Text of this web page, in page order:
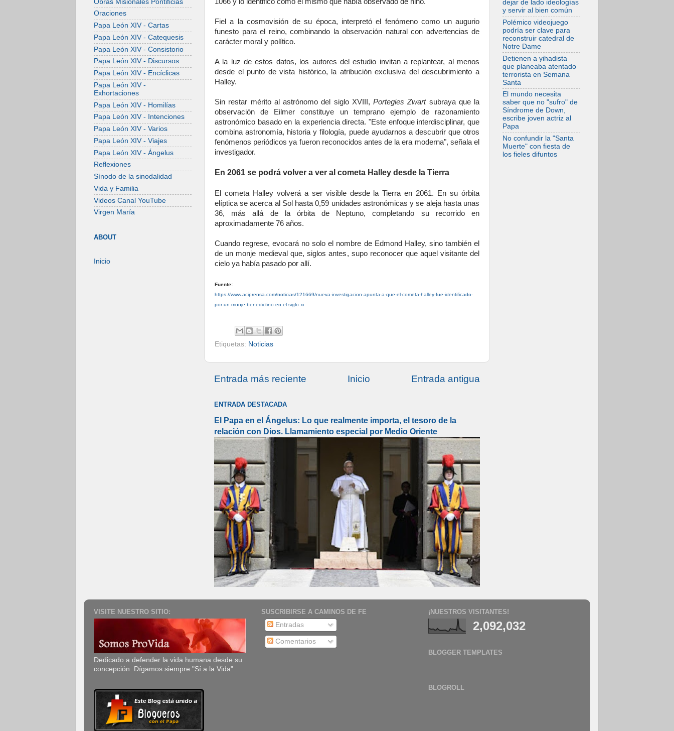
Fiel a la cosmovisión de su época, interpretó el fenómeno como un augurio
funesto para el reino, combinando la observación natural con advertencias de
carácter moral y político.
A la luz de estos datos, los autores del estudio invitan a replantear, al menos
desde el punto de vista histórico, la atribución exclusiva del descubrimiento a
Halley.
Sin restar mérito al astrónomo del siglo XVIII, Portegies Zwartsubraya que la
observación de Eilmer constituye un temprano ejemplo de razonamiento
astronómico basado en la experiencia directa. "Este enfoque interdisciplinar, que
combina astronomía, historia y filología, puede ayudarnos a descubrir que otros
fenómenos periódicos ya fueron reconocidos antes de la era moderna", señala el
investigador.
En 2061 se podrá volver a ver al cometa Halley desde la Tierra
El cometa Halley volverá a ser visible desde la Tierra en 2061. En su órbita
elíptica se acerca al Sol hasta 0,59 unidades astronómicas y se aleja hasta unas
36, más allá de la órbita de Neptuno, completando su recorrido en
aproximadamente 76 años.
Cuando regrese, evocará no solo el nombre de Edmond Halley, sino también el
de un monje medieval que, siglos antes, supo reconocer que aquel visitante del
cielo ya había pasado por allí.
Fuente:
https://www.aciprensa.com/noticias/121669/nueva-investigacion-apunta-a-que-el-cometa-halley-fue-identificado-
por-un-monje-benedictino-en-el-siglo-xi
Etiquetas: Noticias
Entrada más reciente Entrada antigua
Inicio
ENTRADA DESTACADA
El Papa en el Ángelus: Lo que realmente importa, el tesoro de la
relación con Dios. Llamamiento especial por Medio Oriente
Obras Misionales Pontificias
Oraciones
Papa León XIV - Cartas
Papa León XIV - Catequesis
Papa León XIV - Consistorio
Papa León XIV - Discursos
Papa León XIV - Encíclicas
Papa León XIV -
Exhortaciones
Papa León XIV - Homilías
Papa León XIV - Intenciones
Papa León XIV - Varios
Papa León XIV - Viajes
Papa León XIV - Ángelus
Reflexiones
Sínodo de la sinodalidad
Vida y Familia
Videos Canal YouTube
Virgen María
ABOUT
Inicio
La Iglesia en Ceuta:
caridad y esperanza
frente al drama
migratorio
06.08.2026
La visita del Papa a
Perú será un tiempo
de gracia
reconciliación y
esperanza
dejar de lado ideologías
y servir al bien común
Polémico videojuego
podría ser clave para
reconstruir catedral de
Notre Dame
Detienen a yihadista
que planeaba atentado
terrorista en Semana
Santa
El mundo necesita
saber que no "sufro" de
Síndrome de Down,
escribe joven actriz al
Papa
No confundir la "Santa
Muerte" con fiesta de
los fieles difuntos
VISITE NUESTRO SITIO:
Dedicado a defender la vida humana desde su
concepción. Dígamos siempre "Sí a la Vida"
SUSCRIBIRSE A CAMINOS DE FE
Entradas
Comentarios
¡NUESTROS VISITANTES!
2,092,032
BLOGGER TEMPLATES
BLOGROLL